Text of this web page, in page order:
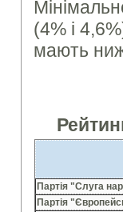
(4% і
мають
Партія "Слуга
Партія